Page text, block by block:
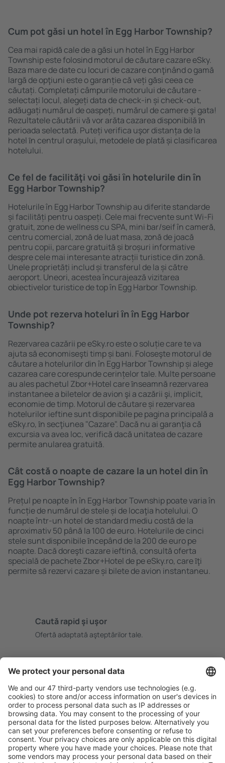
Cum pot găsi un hotel în Egg Harbor Township?
Cea mai rapidă cale de a găsi un hotel în Egg Harbor
Township este folosind motorul de căutare cazare eSky.
Baza mare de date cu locuri de cazare conţinând o gamă
largă de opţiuni este o garanție că veți găsi ceea ce
căutați. Completați câmpurile motorului de căutare -
selectați locul, alegeți data de check-in și check-out,
adăugați numărul de oaspeți, numărul de camere şi gata!
Rezultatele căutării vă vor arăta cazarea disponibilă ȋn
perioada selectată. Puteți verifica uşor distanța de la
hotel ȋn centrul orașului, metodele de plată și clasificarea
hotelului.
Ce fel de facilităţi voi găsi ȋn hotelurile din în
Egg Harbor Township?
Hotelurile în Egg Harbor Township au diferite standarde
și facilități pentru oaspeți. Cele mai frecvente sunt Wi-Fi
gratuit, zone de wellness cu SPA, mini bar/seif în cameră,
centru comercial, zonă de luat masa, zonă de joacă
pentru copii, parcare gratuită și broșuri informative
despre cele mai interesante atracții turistice din zonă.
Unele proprietăți includ și transferul de la și către
aeroport. Uneori, acestea încurajează vizitarea
obiectivelor turistice de top în Egg Harbor Township.
Unde pot rezerva hoteluri ȋn în Egg Harbor
Township?
Rezervarea cazării pe eSky.ro este o soluție care te va
ajuta să economiseşti timp și bani. Foloseşte motorul de
căutare a hotelurilor din în Egg Harbor Township și alege
cazarea care corespunde cerințelor tale. Multe persoane
au ales pachetul Zbor+Hotel care ȋnseamnă rezervarea
instantanee a biletelor de avion şi a cazării şi, implicit,
economie de timp. Motorul de căutare și rezervarea
hotelurilor ieftine sunt disponibile pe pagina principală a
eSky.ro, ȋn secţiunea "Cazare". Dacă nu ai garanţia că
excursia va avea loc, verifică dacă unitatea de cazare
permite anularea gratuită.
Cât costă o noapte de cazare la un hotel din în
Egg Harbor Township?
Prețul pe noapte în în Egg Harbor Township poate varia în
funcție de numărul de stele și de locaţia hotelului. O
noapte într-un hotel de standard mediu costă de la
aproximativ 50 până la 100 de euro. Hotelurile de cinci
stele sunt disponibile ȋncepând de la 200 de euro pe
noapte. Dacă doreşti cazare ieftină, consultă oferta
specială de pachete Zbor+Hotel de pe eSky.ro, care ȋţi
permite să rezervi cazare și bilete de avion instantaneu.
Caută rapid şi uşor
Ofertă adaptată aşteptărilor tale.
Rezervare fără griji cu opțiune gratuită de anulare.
Economiseşte mai mult
Prețuri atractive și oferte speciale pentru utilizatorii
conectați.
Cazarea preferată